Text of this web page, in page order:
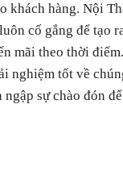
khách hàng. Nội
cố gắng để tạo
mãi theo thời
nghiệm tốt về
sự chào đón